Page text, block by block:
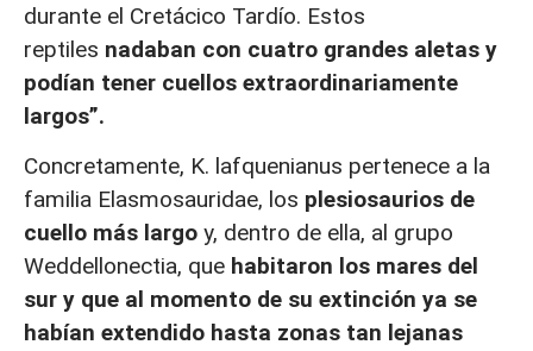
durante el Cretácico Tardío. Estos
reptiles nadaban con cuatro grandes aletas y
podían tener cuellos extraordinariamente
largos”.
Concretamente, K. lafquenianus pertenece a la
familia Elasmosauridae, los plesiosaurios de
cuello más largo y, dentro de ella, al grupo
Weddellonectia, que habitaron los mares del
sur y que al momento de su extinción ya se
habían extendido hasta zonas tan lejanas